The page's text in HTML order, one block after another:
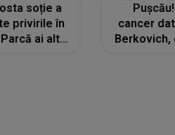
soție a
privirile în
ai altă
cancer
Berkovich,